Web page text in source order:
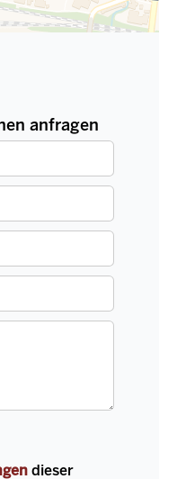
anfragen
dieser